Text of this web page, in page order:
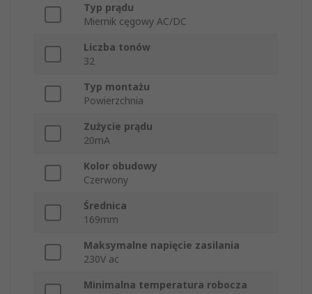
Typ prądu
Miernik cęgowy AC/DC
Liczba tonów
32
Typ montażu
Powierzchnia
Zużycie prądu
20mA
Kolor obudowy
Czerwony
Średnica
169mm
Maksymalne napięcie zasilania
230V ac
Minimalna temperatura robocza